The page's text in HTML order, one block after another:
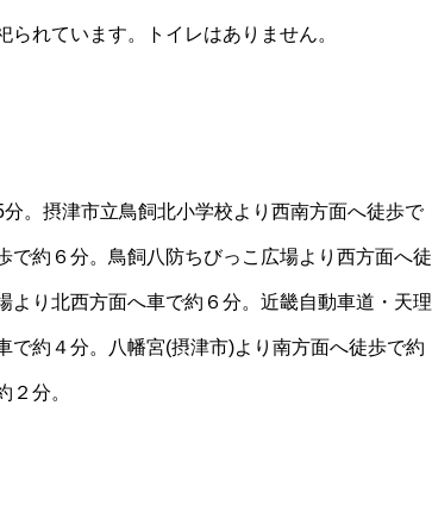
れています。トイレはありません。
。摂津市立鳥飼北小学校より西南方面へ徒歩で
約６分。鳥飼八防ちびっこ広場より西方面へ徒
り北西方面へ車で約６分。近畿自動車道・天理
約４分。八幡宮(摂津市)より南方面へ徒歩で約
分。